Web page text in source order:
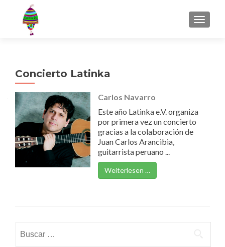
MENU
Concierto Latinka
Carlos Navarro
Este año Latinka e.V. organiza
por primera vez un concierto
gracias a la colaboración de
Juan Carlos Arancibia,
guitarrista peruano ...
Weiterlesen …